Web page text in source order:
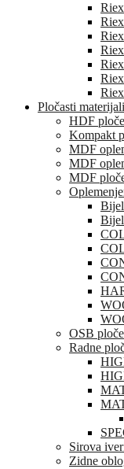
Pločasti materijali
HDF ploče
Kompakt
MDF
MDF
MDF
OSB ploče
Radne
Sirova
Zidne